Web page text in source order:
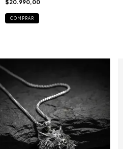
$20.990,00
COMPRAR